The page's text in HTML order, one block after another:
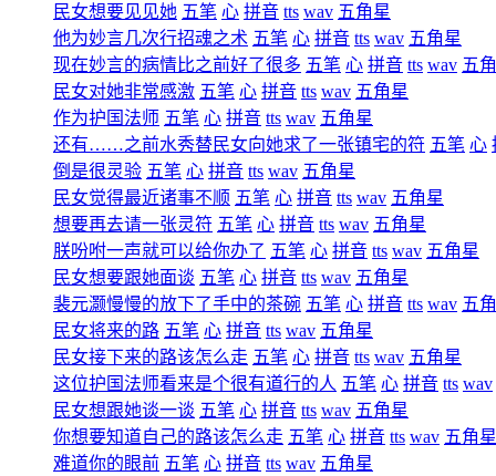
民女想要见见她 五笔 心 拼音 tts wav 五角星
他为妙言几次行招魂之术 五笔 心 拼音 tts wav 五角星
现在妙言的病情比之前好了很多 五笔 心 拼音 tts wav 五
民女对她非常感激 五笔 心 拼音 tts wav 五角星
作为护国法师 五笔 心 拼音 tts wav 五角星
还有……之前水秀替民女向她求了一张镇宅的符 五笔 心
倒是很灵验 五笔 心 拼音 tts wav 五角星
民女觉得最近诸事不顺 五笔 心 拼音 tts wav 五角星
想要再去请一张灵符 五笔 心 拼音 tts wav 五角星
朕吩咐一声就可以给你办了 五笔 心 拼音 tts wav 五角星
民女想要跟她面谈 五笔 心 拼音 tts wav 五角星
裴元灏慢慢的放下了手中的茶碗 五笔 心 拼音 tts wav 五
民女将来的路 五笔 心 拼音 tts wav 五角星
民女接下来的路该怎么走 五笔 心 拼音 tts wav 五角星
这位护国法师看来是个很有道行的人 五笔 心 拼音 tts wav
民女想跟她谈一谈 五笔 心 拼音 tts wav 五角星
你想要知道自己的路该怎么走 五笔 心 拼音 tts wav 五角星
难道你的眼前 五笔 心 拼音 tts wav 五角星